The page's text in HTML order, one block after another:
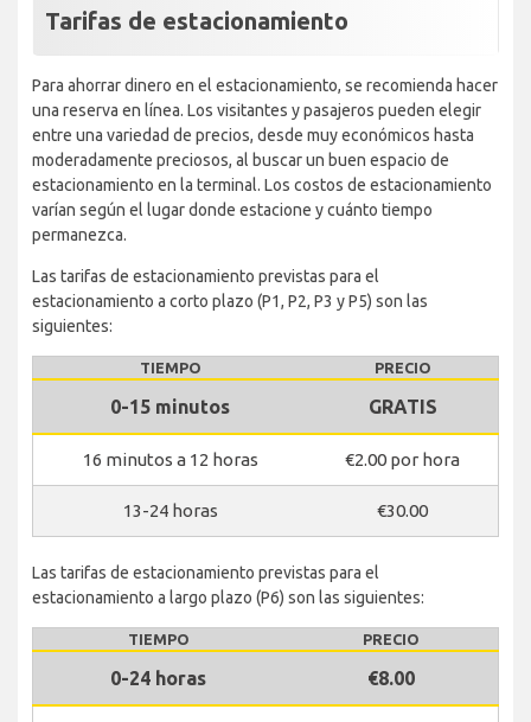
Tarifas de estacionamiento
Para ahorrar dinero en el estacionamiento, se recomienda hacer
una reserva en línea. Los visitantes y pasajeros pueden elegir
entre una variedad de precios, desde muy económicos hasta
moderadamente preciosos, al buscar un buen espacio de
estacionamiento en la terminal. Los costos de estacionamiento
varían según el lugar donde estacione y cuánto tiempo
permanezca.
Las tarifas de estacionamiento previstas para el
estacionamiento a corto plazo (P1, P2, P3 y P5) son las
siguientes:
TIEMPO PRECIO
0-15 minutos GRATIS
16 minutos a 12 horas €2.00 por hora
13-24 horas €30.00
Las tarifas de estacionamiento previstas para el
estacionamiento a largo plazo (P6) son las siguientes:
TIEMPO PRECIO
0-24 horas €8.00